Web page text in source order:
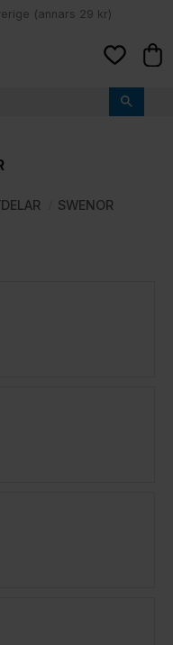
(annars 29 kr)
och vi skickar lagervaror
SWENOR